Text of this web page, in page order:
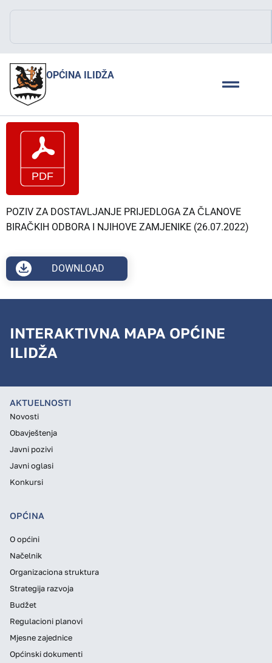
OPĆINA ILIDŽA
POZIV ZA DOSTAVLJANJE PRIJEDLOGA ZA ČLANOVE
BIRAČKIH ODBORA I NJIHOVE ZAMJENIKE (26.07.2022)
DOWNLOAD
INTERAKTIVNA MAPA OPĆINE
ILIDŽA
AKTUELNOSTI
Novosti
Obavještenja
Javni pozivi
Javni oglasi
Konkursi
OPĆINA
O općini
Načelnik
Organizaciona struktura
Strategija razvoja
Budžet
Regulacioni planovi
Mjesne zajednice
Općinski dokumenti